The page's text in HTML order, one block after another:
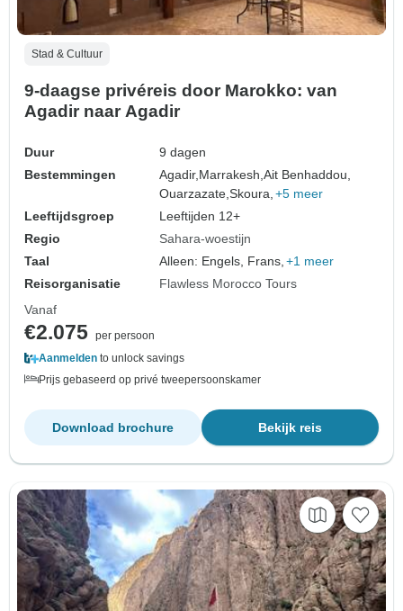
Stad & Cultuur
9-daagse privéreis door Marokko: van
Agadir naar Agadir
Duur
9 dagen
Bestemmingen
Agadir, Marrakesh,Ait Benhaddou,
Ouarzazate,Skoura, +5 meer
Leeftijdsgroep
Leeftijden 12+
Regio
Sahara-woestijn
Taal
Alleen: Engels, Frans, +1 meer
Reisorganisatie
Flawless Morocco Tours
Vanaf
€2.075 per persoon
Aanmelden to unlock savings
Prijs gebaseerd op privé tweepersoonskamer
Bekijk reis
Download brochure